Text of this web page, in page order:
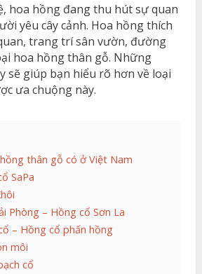
hoa hồng đang thu hút sự quan
yêu cây cảnh. Hoa hồng thích
trang trí sân vườn, đường
hoa hồng thân gỗ. Những
sẽ giúp bạn hiểu rõ hơn về loại
ưa chuộng này.
thân gỗ có ở Việt Nam
SaPa
Phòng – Hồng cổ Sơn La
– Hồng cổ phấn hồng
môi
cổ